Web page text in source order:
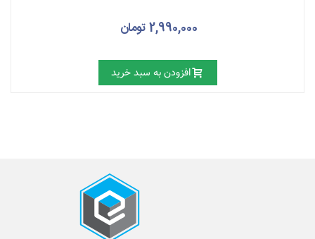
2,990,000 تومان
افزودن به سبد خرید